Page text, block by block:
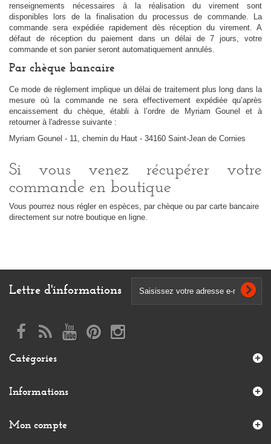
renseignements nécessaires à la réalisation du virement sont
disponibles lors de la finalisation du processus de commande. La
commande sera expédiée rapidement dès réception du virement. A
défaut de réception du paiement dans un délai de 7 jours, votre
commande et son panier seront automatiquement annulés.
Par chèque bancaire
Ce mode de règlement implique un délai de traitement plus long dans la
mesure où la commande ne sera effectivement expédiée qu’après
encaissement du chèque, établi à l’ordre de Myriam Gounel et à
retourner à l'adresse suivante :
Myriam Gounel - 11, chemin du Haut - 34160 Saint-Jean de Cornies
Si vous venez récupérer votre
commande en boutique
Vous pourrez nous régler en espèces, par chèque ou par carte bancaire
directement sur notre boutique en ligne.
Lettre d'informations
Catégories
Informations
Mon compte